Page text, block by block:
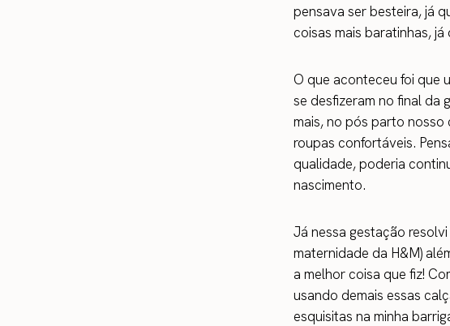
pensava ser besteira, já
coisas mais baratinhas,
O que aconteceu foi que
se desfizeram no final da
mais, no pós parto
roupas confortáveis.
qualidade, poderia
nascimento.
Já nessa gestação
maternidade da H&M)
a melhor coisa que fiz!
usando demais essas
esquisitas na minha